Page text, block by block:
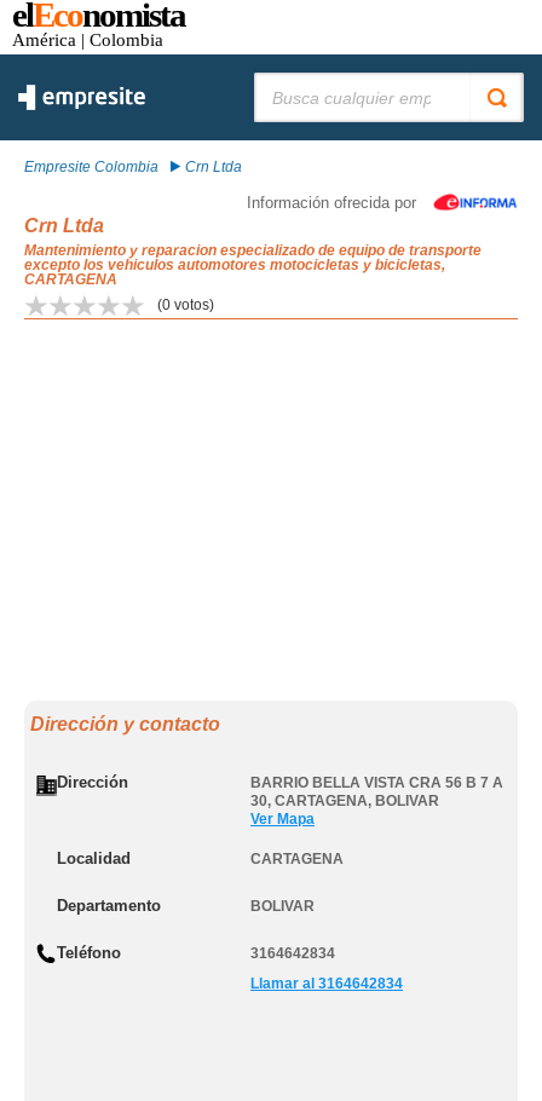
elEconomista
América | Colombia
Empresite Colombia Crn Ltda
Información ofrecida por
Crn Ltda
Mantenimiento y reparacion especializado de equipo de transporte
excepto los vehiculos automotores motocicletas y bicicletas,
CARTAGENA
(0 votos)
Dirección y contacto
Dirección
BARRIO BELLA VISTA CRA 56 B 7 A
30, CARTAGENA, BOLIVAR
Ver Mapa
Localidad CARTAGENA
Departamento BOLIVAR
Teléfono
3164642834
Llamar al 3164642834